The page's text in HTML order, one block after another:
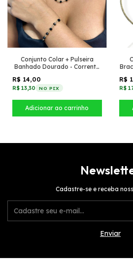
Conjunto Colar + Pulseira
Banhado Dourado - Corrente
R$ 14,00
R$ 13,30 NO PIX
R$
R$
Cadastre-se e receba